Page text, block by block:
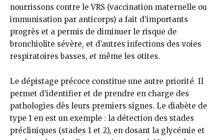
nourrissons contre le VRS (vaccination maternelle ou
immunisation par anticorps) a fait d’importants
progrès et a permis de diminuer le risque de
bronchiolite sévère, et d’autres infections des voies
respiratoires basses, et même les otites.
Le dépistage précoce constitue une autre priorité. Il
permet d’identifier et de prendre en charge des
pathologies dès leurs premiers signes. Le diabète de
type 1 en est un exemple : la détection des stades
précliniques (stades 1 et 2), en dosant la glycémie et